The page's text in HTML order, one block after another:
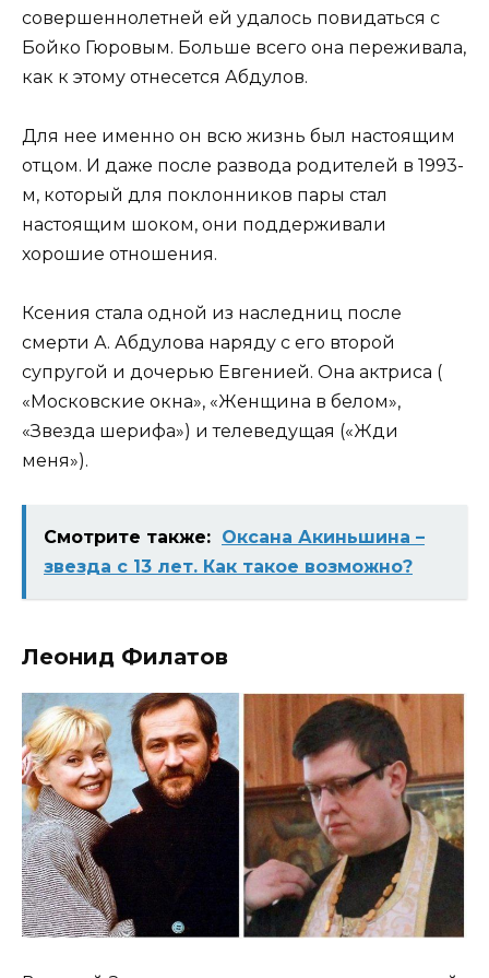
совершеннолетней ей удалось повидаться с
Бойко Гюровым. Больше всего она переживала,
как к этому отнесется Абдулов.
Для нее именно он всю жизнь был настоящим
отцом. И даже после развода родителей в 1993-
м, который для поклонников пары стал
настоящим шоком, они поддерживали
хорошие отношения.
Ксения стала одной из наследниц после
смерти А. Абдулова наряду с его второй
супругой и дочерью Евгенией. Она актриса (
«Московские окна», «Женщина в белом»,
«Звезда шерифа») и телеведущая («Жди
меня»).
Смотрите также: Оксана Акиньшина –
звезда с 13 лет. Как такое возможно?
Леонид Филатов